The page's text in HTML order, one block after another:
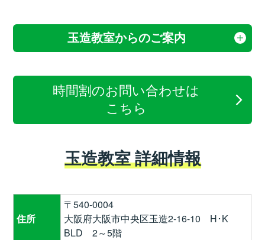
玉造教室からのご案内
時間割のお問い合わせは
こちら
玉造教室 詳細情報
住所
〒540-0004
大阪府大阪市中央区玉造2-16-10 H･K
BLD 2～5階